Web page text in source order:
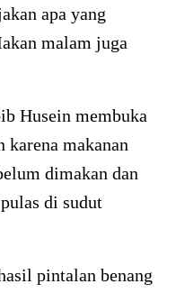
apa yang
malam juga
Husein membuka
karena makanan
dimakan dan
di sudut
pintalan benang